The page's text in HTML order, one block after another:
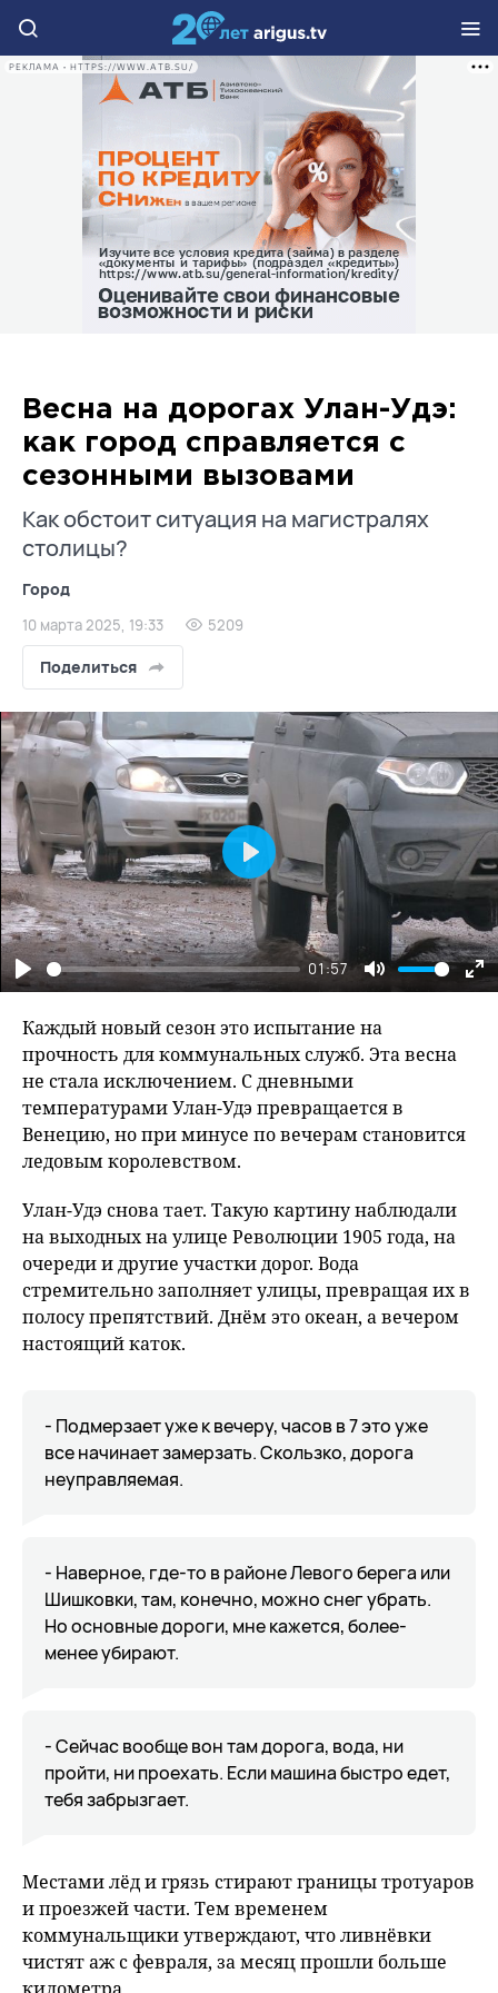
РЕКЛАМА • HTTPS://WWW.ATB.SU/
Весна на дорогах Улан-Удэ:
как город справляется с
сезонными вызовами
Как обстоит ситуация на магистралях
столицы?
Город
10 марта 2025, 19:33 5209
Поделиться
Play
01:57
Mute
Play
Каждый новый сезон это испытание на
прочность для коммунальных служб. Эта весна
не стала исключением. С дневными
температурами Улан-Удэ превращается в
Венецию, но при минусе по вечерам становится
ледовым королевством.
Улан-Удэ снова тает. Такую картину наблюдали
на выходных на улице Революции 1905 года, на
очереди и другие участки дорог. Вода
стремительно заполняет улицы, превращая их в
полосу препятствий. Днём это океан, а вечером
настоящий каток.
- Подмерзает уже к вечеру, часов в 7 это уже
все начинает замерзать. Скользко, дорога
неуправляемая.
- Наверное, где-то в районе Левого берега или
Шишковки, там, конечно, можно снег убрать.
Но основные дороги, мне кажется, более-
менее убирают.
- Сейчас вообще вон там дорога, вода, ни
пройти, ни проехать. Если машина быстро едет,
тебя забрызгает.
Местами лёд и грязь стирают границы тротуаров
и проезжей части. Тем временем
коммунальщики утверждают, что ливнёвки
чистят аж с февраля, за месяц прошли больше